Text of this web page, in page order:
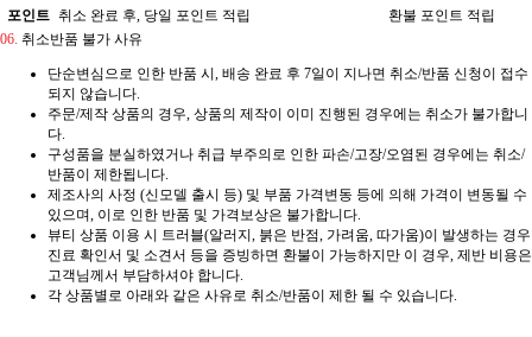
포인트 취소 완료 후, 당일 포인트 적립
환불 포인트 적립
06. 취소반품 불가 사유
단순변심으로 인한 반품 시, 배송 완료 후 7일이 지나면 취소/반품 신청이 접수
되지 않습니다.
주문/제작 상품의 경우, 상품의 제작이 이미 진행된 경우에는 취소가 불가합니
다.
구성품을 분실하였거나 취급 부주의로 인한 파손/고장/오염된 경우에는 취소/
반품이 제한됩니다.
제조사의 사정 (신모델 출시 등) 및 부품 가격변동 등에 의해 가격이 변동될 수
있으며, 이로 인한 반품 및 가격보상은 불가합니다.
뷰티 상품 이용 시 트러블(알러지, 붉은 반점, 가려움, 따가움)이 발생하는 경우
진료 확인서 및 소견서 등을 증빙하면 환불이 가능하지만 이 경우, 제반 비용은
고객님께서 부담하셔야 합니다.
각 상품별로 아래와 같은 사유로 취소/반품이 제한 될 수 있습니다.